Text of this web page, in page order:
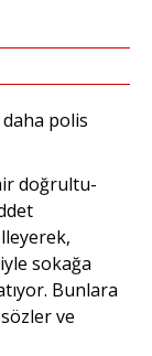
polis
doğrultu­
sokağa
Bunlara
sözler ve